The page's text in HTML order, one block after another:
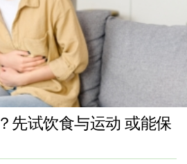
先试饮食与运动 或能保